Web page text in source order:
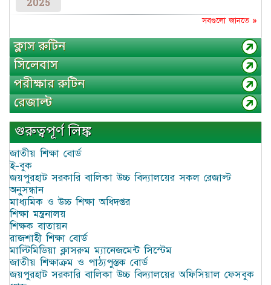
2025
সবগুলো জানতে »
ক্লাস রুটিন
সিলেবাস
পরীক্ষার রুটিন
রেজাল্ট
গুরুত্বপূর্ণ লিঙ্ক
জাতীয় শিক্ষা বোর্ড
ই-বুক
জয়পুরহাট সরকারি বালিকা উচ্চ বিদ্যালয়ের সকল রেজাল্ট
অনুসন্ধান
মাধ্যমিক ও উচ্চ শিক্ষা অধিদপ্তর
শিক্ষা মন্ত্রনালয়
শিক্ষক বাতায়ন
রাজশাহী শিক্ষা বোর্ড
মাল্টিমিডিয়া ক্লাসরুম ম্যানেজমেন্ট সিস্টেম
জাতীয় শিক্ষাক্রম ও পাঠ্যপুস্তক বোর্ড
জয়পুরহাট সরকারি বালিকা উচ্চ বিদ্যালয়ের অফিসিয়াল ফেসবুক